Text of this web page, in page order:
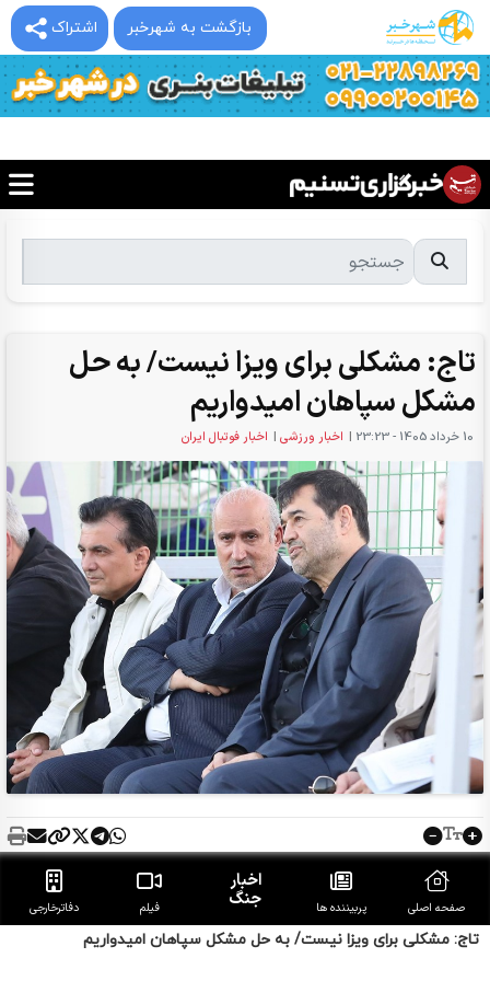
اشتراک بازگشت به شهرخبر
تاج: مشکلی برای ویزا نیست/ به حل مشکل سپاهان امیدواریم